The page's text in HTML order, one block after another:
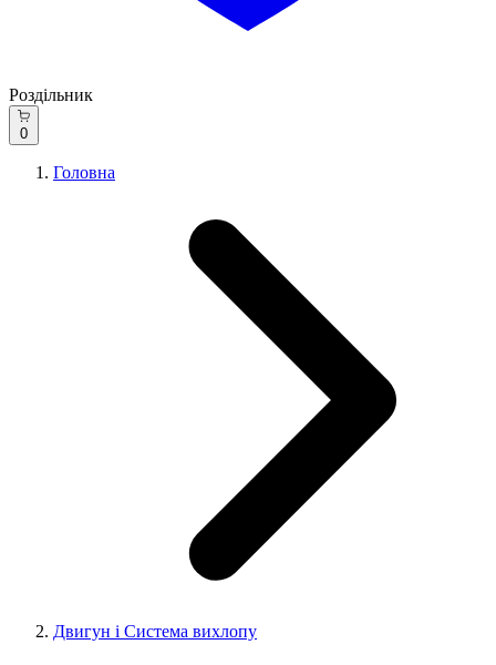
Роздільник
0
Головна
Двигун і Система вихлопу